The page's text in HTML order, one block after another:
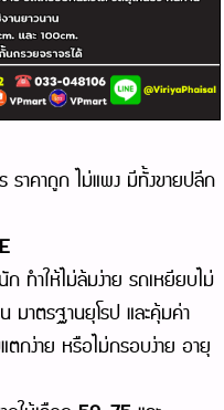
ราคาถูก ไม่แพง มีทั้งขายปลีก
ทำให้ไม่ล้มง่าย รถเหยียบไม่
าตรฐานยุโรป และคุ้มค่า
ตกง่าย หรือไม่กรอบง่าย อายุ